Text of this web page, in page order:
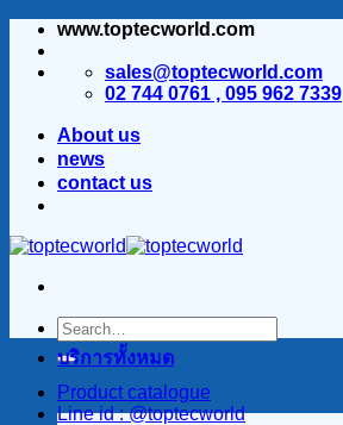
ข้าม
www.toptecworld.com
sales@toptecworld.com
02 744 0761 , 095 962 7339
About us
news
contact us
Product catalogue
Line id : @toptecworld
บริการทั้งหมด